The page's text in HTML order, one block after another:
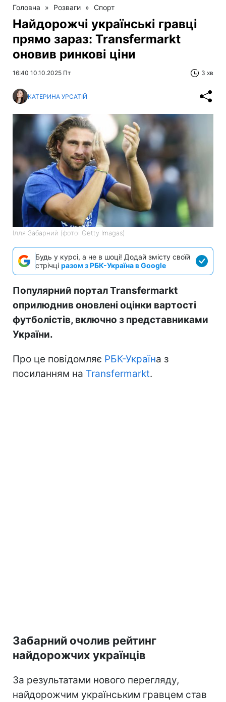
Головна » Розваги » Спорт
Найдорожчі українські гравці
прямо зараз: Transfermarkt
оновив ринкові ціни
16:40 10.10.2025 Пт 3 хв
КАТЕРИНА УРСАТІЙ
Ілля Забарний (фото: Getty Imagas)
Будь у курсі, а не в шоці! Додай змісту своїй
стрічці разом з РБК-Україна в Google
Популярний портал Transfermarkt
оприлюднив оновлені оцінки вартості
футболістів, включно з представниками
України.
Про це повідомляє РБК-Україна з
посиланням на Transfermarkt.
Забарний очолив рейтинг
найдорожчих українців
За результатами нового перегляду,
найдорожчим українським гравцем став